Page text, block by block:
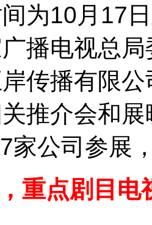
为10月17
播电视总
传播有限
推介会和
家公司参展
重点剧目电